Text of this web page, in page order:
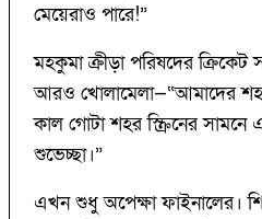
মেয়েরাও পারে!”
মহকুমা ক্রীড়া পরিষদের ক্রিকেট
আরও খোলামেলা—“আমাদের
কাল গোটা শহর স্ক্রিনের সামনে
শুভেচ্ছা।”
এখন শুধু অপেক্ষা ফাইনালের।